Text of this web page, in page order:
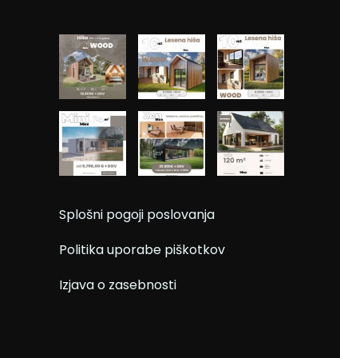
Splošni pogoji poslovanja
Politika uporabe piškotkov
Izjava o zasebnosti